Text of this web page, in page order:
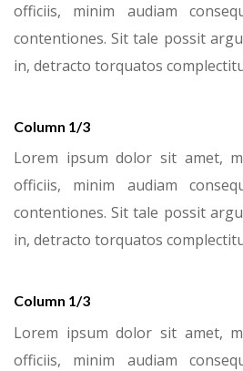
officiis, minim audiam
contentiones. Sit tale possit
in, detracto torquatos
Column 1/3
Lorem ipsum dolor sit amet,
officiis, minim audiam
contentiones. Sit tale possit
in, detracto torquatos
Column 1/3
Lorem ipsum dolor sit amet,
officiis, minim audiam